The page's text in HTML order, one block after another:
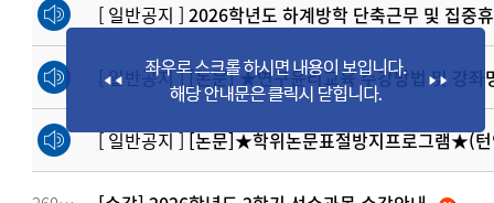
[ 일반공지 ]2026학년도 하계방학 단축근무 및 집중
[ 일반공지 ][논문] ★연구윤리교육 수강방법 및 강
[ 일반공지 ][논문]★학위논문표절방지프로그램★(턴